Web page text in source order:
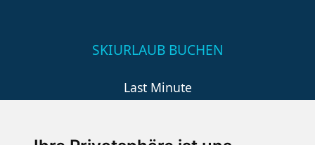
SKIURLAUB BUCHEN
Last Minute
Wellness